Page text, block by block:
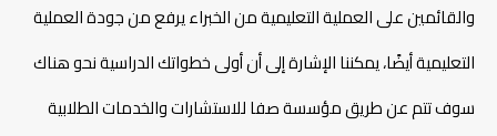
والقائمين على العملية التعليمية من الخبراء يرفع من جودة العملية
التعليمية أيضًا، يمكننا الإشارة إلى أن أولى خطواتك الدراسية نحو هناك
سوف تتم عن طريق مؤسسة صفا للاستشارات والخدمات الطلابية